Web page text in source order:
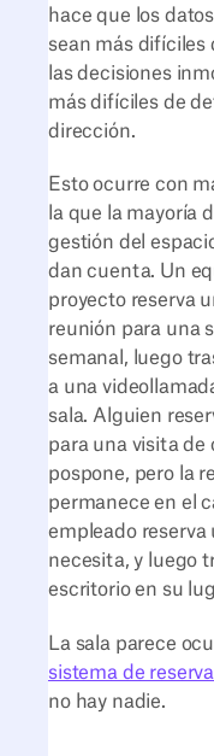
hace que los
sean más difíciles
las decisiones
más difíciles de
dirección.
Esto ocurre con
la que la mayoría
gestión del
dan cuenta. Un
proyecto reserva
reunión para una
semanal, luego
a una
sala. Alguien
para una visita de
pospone, pero la
permanece en el
empleado reserva
necesita, y luego
escritorio en su
La sala parece
sistema de
no hay nadie.